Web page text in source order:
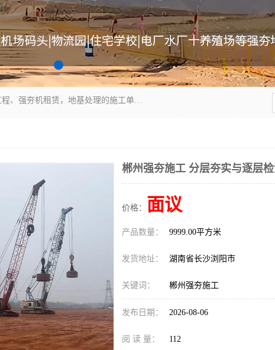
湖南业峻强夯基础工程有限公司是一家专业从事湖南强夯基础工程、强夯机租赁，地基处理的施工单位。业务覆盖：湖南、广东，江西等地。可承接1000KN.m-25000KN.m强夯（置换）工程。公司创始人是国内较早期从事强夯施工的建设者，经过多年的一步一个脚印的发展，在行业内具有较高的度和良好的口碑。
郴州强夯施工 分层夯实与逐层
价格： 面议
产品数量： 9999.00平方米
发货地址： 湖南省长沙浏阳市
关键词： 郴州强夯施工
发布日期： 2026-08-06
阅 读 量： 112